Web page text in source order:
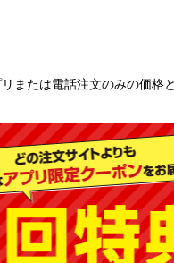
または電話注文のみの価格